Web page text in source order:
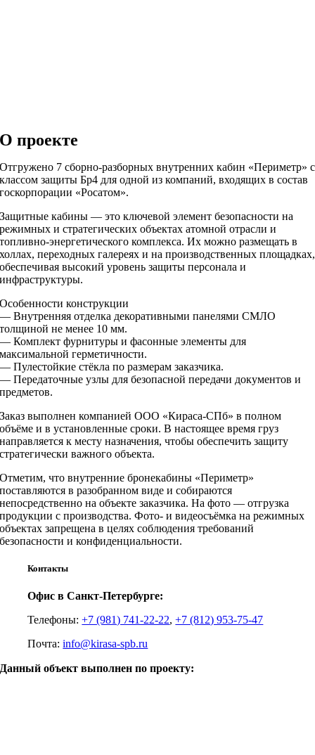
О проекте
Отгружено 7 сборно-разборных внутренних кабин «Периметр» с
классом защиты Бр4 для одной из компаний, входящих в состав
госкорпорации «Росатом».
Защитные кабины — это ключевой элемент безопасности на
режимных и стратегических объектах атомной отрасли и
топливно-энергетического комплекса. Их можно размещать в
холлах, переходных галереях и на производственных площадках,
обеспечивая высокий уровень защиты персонала и
инфраструктуры.
Особенности конструкции
— Внутренняя отделка декоративными панелями СМЛО
толщиной не менее 10 мм.
— Комплект фурнитуры и фасонные элементы для
максимальной герметичности.
— Пулестойкие стёкла по размерам заказчика.
— Передаточные узлы для безопасной передачи документов и
предметов.
Заказ выполнен компанией ООО «Кираса-СПб» в полном
объёме и в установленные сроки. В настоящее время груз
направляется к месту назначения, чтобы обеспечить защиту
стратегически важного объекта.
Отметим, что внутренние бронекабины «Периметр»
поставляются в разобранном виде и собираются
непосредственно на объекте заказчика. На фото — отгрузка
продукции с производства. Фото- и видеосъёмка на режимных
объектах запрещена в целях соблюдения требований
безопасности и конфиденциальности.
Контакты
Офис в Санкт-Петербурге:
Телефоны:+7 (981) 741-22-22,+7 (812) 953-75-47
Почта:info@kirasa-spb.ru
Данный объект выполнен по проекту: